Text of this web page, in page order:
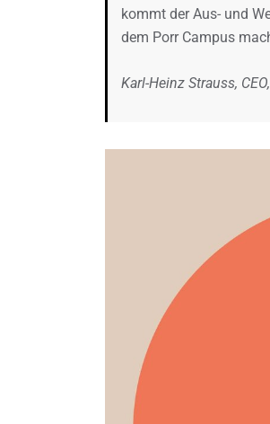
kommt der Aus- und
dem Porr Campus
Karl-Heinz Strauss,